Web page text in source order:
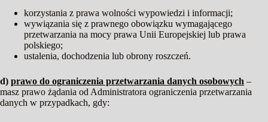
korzystania z prawa wolności wypowiedzi i informacji;
wywiązania się z prawnego obowiązku wymagającego
przetwarzania na mocy prawa Unii Europejskiej lub prawa
polskiego;
ustalenia, dochodzenia lub obrony roszczeń.
d) prawo do ograniczenia przetwarzania danych osobowych –
masz prawo żądania od Administratora ograniczenia przetwarzania
danych w przypadkach, gdy: